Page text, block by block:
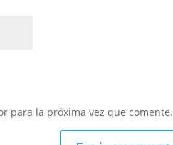
para la próxima vez que comente.